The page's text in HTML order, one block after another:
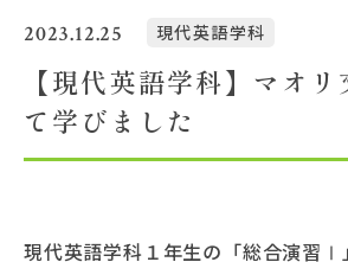
教職員募集
大学概要
2023.12.25 現代英語学科
【現代英語学科】マオ
て学びました
現代英語学科１年生の「総合演習Ⅰ